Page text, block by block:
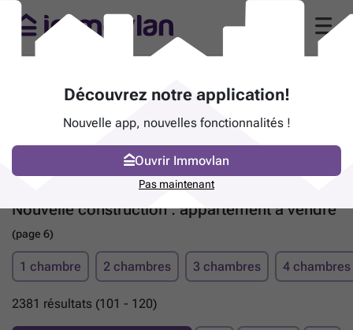
Nouvelle construction : appartement à vendre
(page 6)
1 chambre 2 chambres 3 chambres 4 chambres
2381 résultats (101 - 120)
Découvrez notre application!
Nouvelle app, nouvelles fonctionnalités !
Ouvrir Immovlan
Pas maintenant